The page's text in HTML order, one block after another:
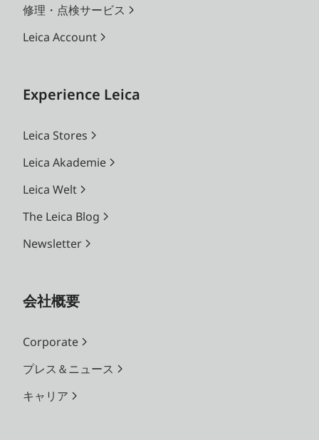
修理・点検サービス
Leica Account
Experience Leica
Leica Stores
Leica Akademie
Leica Welt
The Leica Blog
Newsletter
会社概要
Corporate
プレス＆ニュース
キャリア